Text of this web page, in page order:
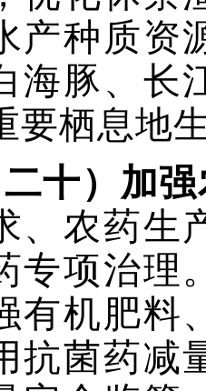
产种质资
海豚、长
要栖息地
十）加
、农药生
专项治理
有机肥料
抗菌药减